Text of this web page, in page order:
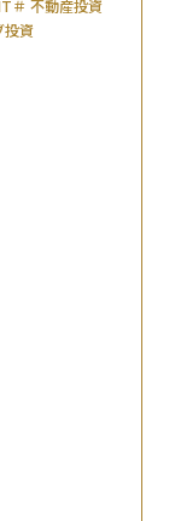
＃ 不動産投資
投資